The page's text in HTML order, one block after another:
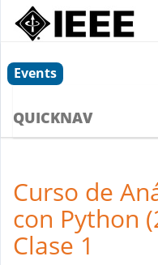
Events
QUICKNAV
Curso de
con Python
Clase 1